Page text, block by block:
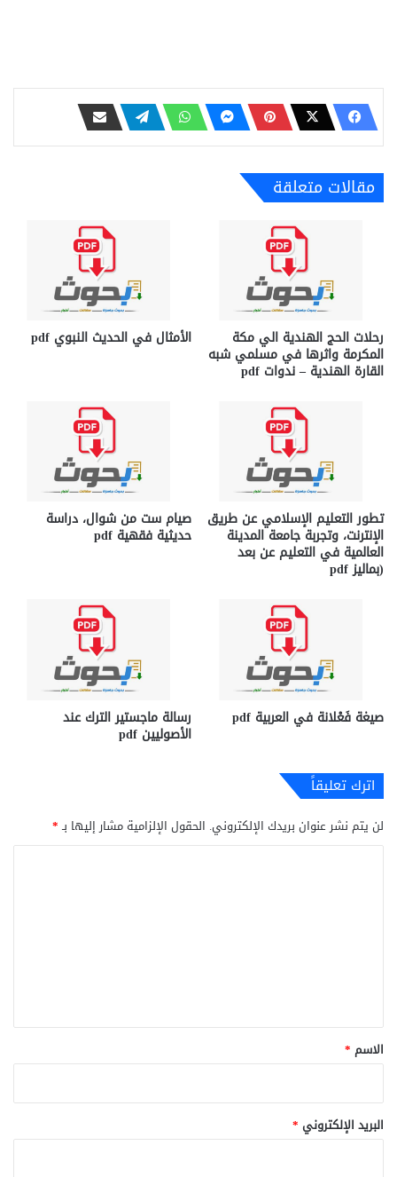
مقالات متعلقة
رحلات الحج الهندية الي مكة
المكرمة واثرها في مسلمي شبه
القارة الهندية – ندوات pdf
الأمثال في الحديث النبوي pdf
تطور التعليم الإسلامي عن طريق
الإنترنت، وتجربة جامعة المدينة
العالمية في التعليم عن بعد
(بماليز pdf
صيام ست من شوال، دراسة
حديثية فقهية pdf
صيغة فَعْلانة في العربية pdf رسالة ماجستير الترك عند
الأصوليين pdf
اترك تعليقاً
لن يتم نشر عنوان بريدك الإلكتروني. الحقول الإلزامية مشار إليها بـ*
*
الاسم *
البريد الإلكتروني *